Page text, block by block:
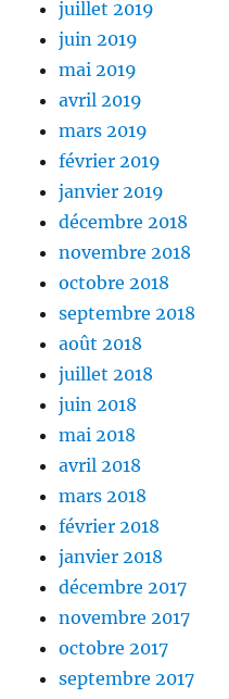
juillet 2019
juin 2019
mai 2019
avril 2019
mars 2019
février 2019
janvier 2019
décembre 2018
novembre 2018
octobre 2018
septembre 2018
août 2018
juillet 2018
juin 2018
mai 2018
avril 2018
mars 2018
février 2018
janvier 2018
décembre 2017
novembre 2017
octobre 2017
septembre 2017